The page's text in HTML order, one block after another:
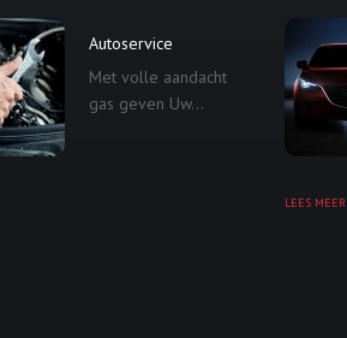
Autoservice
Met volle aandacht
gas geven Uw...
LEES MEER